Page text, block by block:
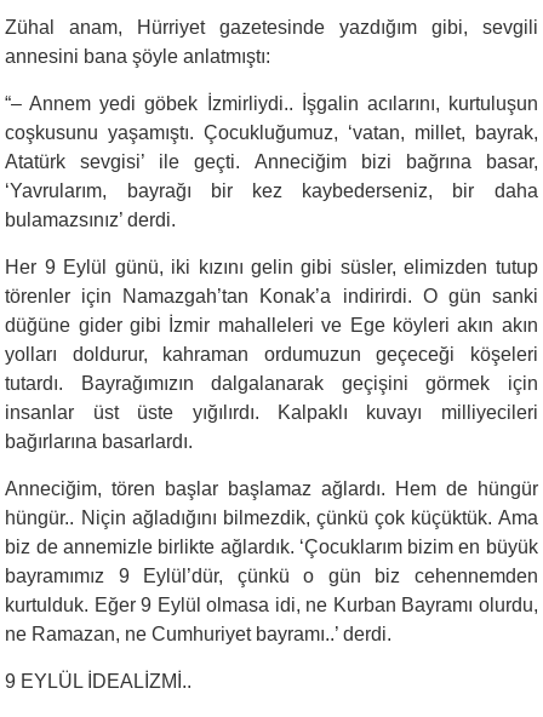
Zühal anam, Hürriyet gazetesinde yazdığım gibi, sevgili
annesini bana şöyle anlatmıştı:
“– Annem yedi göbek İzmirliydi.. İşgalin acılarını, kurtuluşun
coşkusunu yaşamıştı. Çocukluğumuz, ‘vatan, millet, bayrak,
Atatürk sevgisi’ ile geçti. Anneciğim bizi bağrına basar,
‘Yavrularım, bayrağı bir kez kaybederseniz, bir daha
bulamazsınız’ derdi.
Her 9 Eylül günü, iki kızını gelin gibi süsler, elimizden tutup
törenler için Namazgah’tan Konak’a indirirdi. O gün sanki
düğüne gider gibi İzmir mahalleleri ve Ege köyleri akın akın
yolları doldurur, kahraman ordumuzun geçeceği köşeleri
tutardı. Bayrağımızın dalgalanarak geçişini görmek için
insanlar üst üste yığılırdı. Kalpaklı kuvayı milliyecileri
bağırlarına basarlardı.
Anneciğim, tören başlar başlamaz ağlardı. Hem de hüngür
hüngür.. Niçin ağladığını bilmezdik, çünkü çok küçüktük. Ama
biz de annemizle birlikte ağlardık. ‘Çocuklarım bizim en büyük
bayramımız 9 Eylül’dür, çünkü o gün biz cehennemden
kurtulduk. Eğer 9 Eylül olmasa idi, ne Kurban Bayramı olurdu,
ne Ramazan, ne Cumhuriyet bayramı..’ derdi.
9 EYLÜL İDEALİZMİ..